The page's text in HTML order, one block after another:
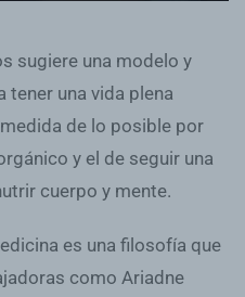
sugiere una modelo y
tener una vida plena
de lo posible por
y el de seguir una
cuerpo y mente.
es una filosofía que
como Ariadne